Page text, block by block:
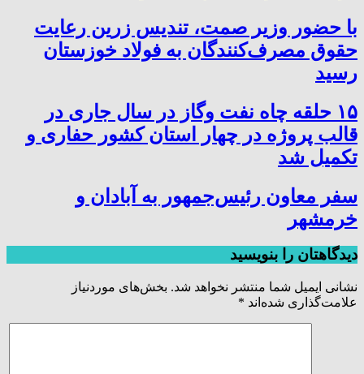
با حضور وزیر صمت، تندیس زرین رعایت
حقوق مصرف‌کنندگان به فولاد خوزستان
رسید
۱۵ حلقه چاه نفت وگاز در سال جاری در
قالب پروژه در چهار استان کشور حفاری و
تکمیل شد
سفر معاون رئیس‌جمهور به آبادان و
خرمشهر
دیدگاهتان را بنویسید
نشانی ایمیل شما منتشر نخواهد شد. بخش‌های موردنیاز
علامت‌گذاری شده‌اند *